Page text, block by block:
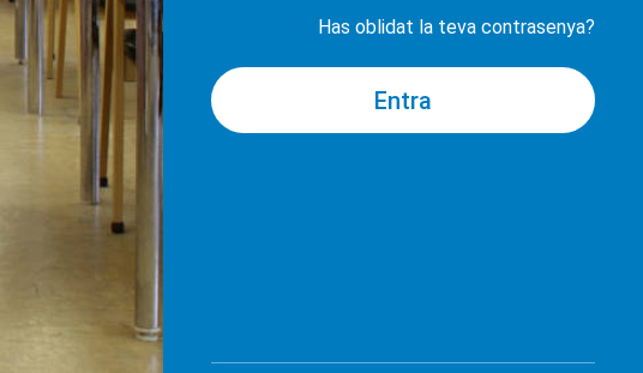
Has oblidat la teva contrasenya?